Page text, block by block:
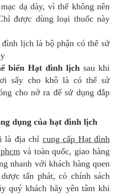
dạ dày, vì thế không nên
được dùng loại thuốc này
đình lịch là bộ phận có thể sử
biến Hạt đình lịch sau khi
sấy cho khô là có thể sử
cho nở ra để sử dụng đắp
dụng của hạt đình lịch
là địa chỉ cung cấp Hạt đình
và toàn quốc, giao hàng
nhanh với khách hàng quen
tấn phát, có chính sách
quý khách hãy yên tâm khi